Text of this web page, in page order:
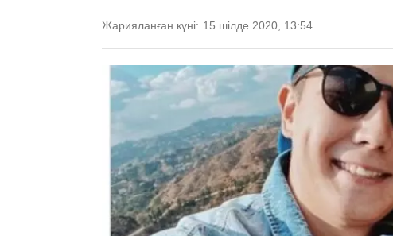
Жарияланған күні: 15 шілде 2020, 13:54